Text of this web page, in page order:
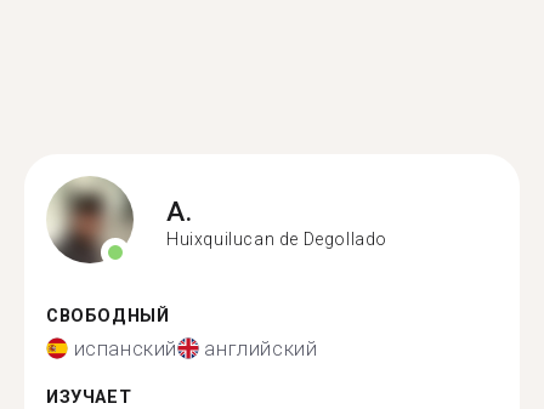
A.
Huixquilucan de Degollado
СВОБОДНЫЙ
испанский английский
ИЗУЧАЕТ